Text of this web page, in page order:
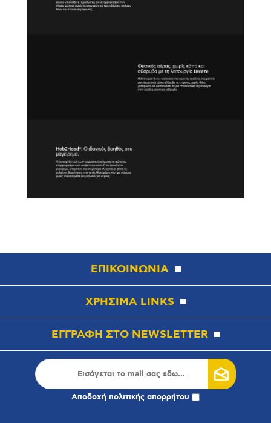
ΕΠΙΚΟΙΝΩΝΙΑ
ΧΡΗΣΙΜΑ LINKS
ΕΓΓΡΑΦΗ ΣΤΟ NEWSLETTER
Αποδοχή πολιτικής απορρήτου